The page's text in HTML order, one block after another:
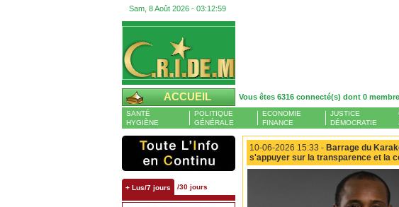
Sam, 8 Août 2026 - 03:13:00
ACCUEIL Vous êtes 6316 connecté(s) dont 0
SANTÉ
HYGIÈNE
POLITIQUE
GÉNÉRALE
ECONOMIE
FINANCE
JUSTICE
DÉMOCRATIE
+ Lus/7 jours /30 jours
10-06-2026 15:33 - Barrage du
s'appuyer sur la transparence et la